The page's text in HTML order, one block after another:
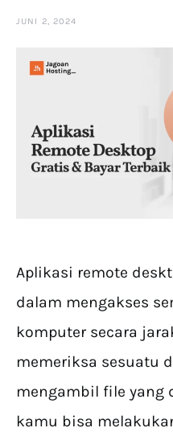
JUNI 2, 2024
Aplikasi remote
dalam mengakses
komputer secara
memeriksa sesuatu
mengambil file yang
kamu bisa